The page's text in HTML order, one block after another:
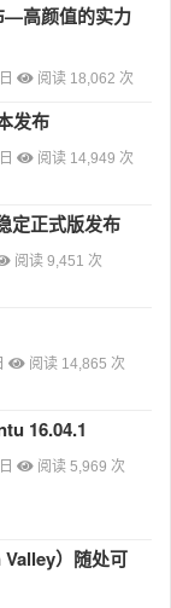
—高颜值的实力
阅读 18,062 次
发布
阅读 14,949 次
定正式版发布
阅读 9,451 次
阅读 14,865 次
16.04.1
阅读 5,969 次
）随处可